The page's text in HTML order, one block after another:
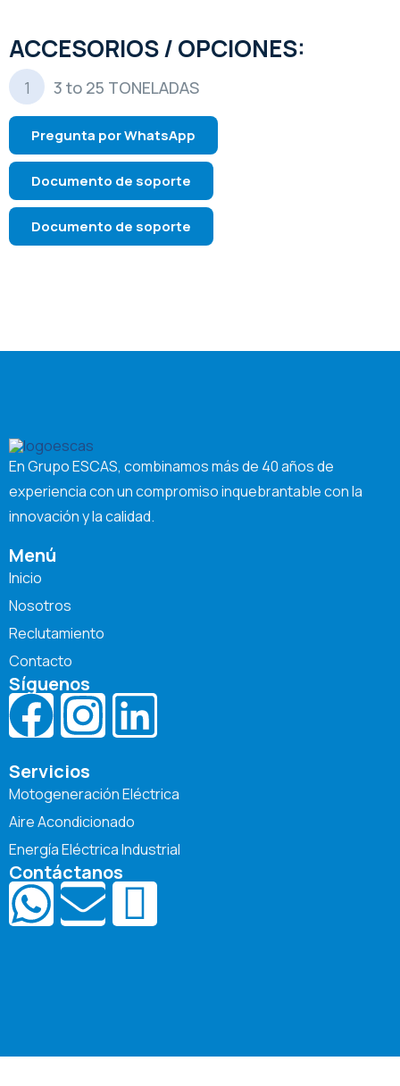
ACCESORIOS / OPCIONES:
3 to 25 TONELADAS
Pregunta por WhatsApp
Documento de soporte
Documento de soporte
En Grupo ESCAS, combinamos más de 40 años de
experiencia con un compromiso inquebrantable con la
innovación y la calidad.
Menú
Inicio
Nosotros
Reclutamiento
Contacto
Síguenos
Servicios
Motogeneración Eléctrica
Aire Acondicionado
Energía Eléctrica Industrial
Contáctanos
Grupo ESCAS © 2026